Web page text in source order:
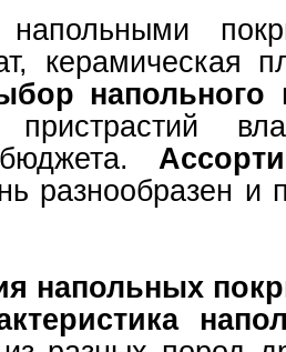
керамическая
напольного
пристрастий
разнообразен и
напольных